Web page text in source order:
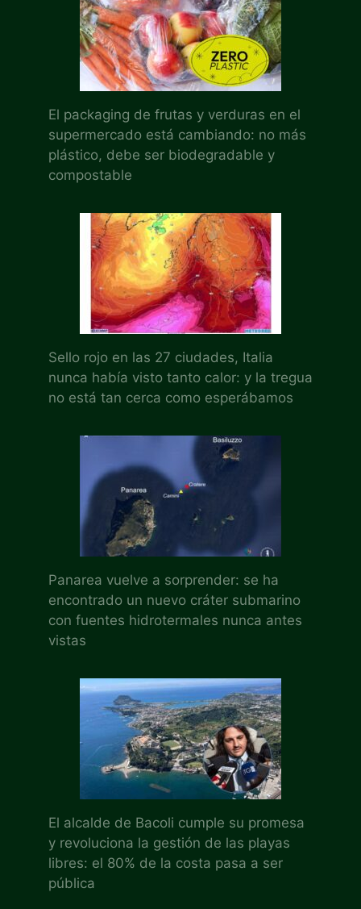
El packaging de frutas y verduras en el
supermercado está cambiando: no más
plástico, debe ser biodegradable y
compostable
Sello rojo en las 27 ciudades, Italia
nunca había visto tanto calor: y la tregua
no está tan cerca como esperábamos
Panarea vuelve a sorprender: se ha
encontrado un nuevo cráter submarino
con fuentes hidrotermales nunca antes
vistas
El alcalde de Bacoli cumple su promesa
y revoluciona la gestión de las playas
libres: el 80% de la costa pasa a ser
pública